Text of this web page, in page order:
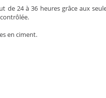
24 à 36 heures grâce aux
en ciment.